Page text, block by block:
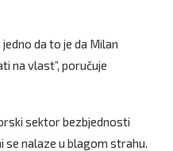
da to je da Milan
na vlast”, poručuje
sektor bezbjednosti
se nalaze u blagom strahu.